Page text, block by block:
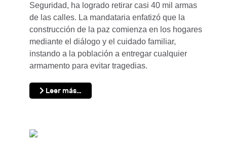
Seguridad, ha logrado retirar casi 40 mil armas
de las calles. La mandataria enfatizó que la
construcción de la paz comienza en los hogares
mediante el diálogo y el cuidado familiar,
instando a la población a entregar cualquier
armamento para evitar tragedias.
Leer más…